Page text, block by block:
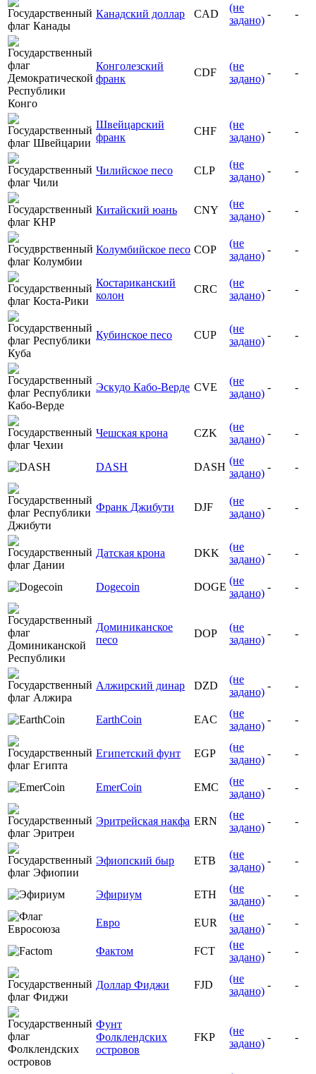
Канадский доллар CAD
(не
задано)
- -
Конголезский
франк
CDF
(не
задано)
- -
Швейцарский
франк
CHF
(не
задано)
- -
Чилийское песо CLP
(не
задано)
- -
Китайский юань CNY
(не
задано)
- -
Колумбийское песо COP
(не
задано)
- -
Костариканский
колон
CRC
(не
задано)
- -
Кубинское песо CUP
(не
задано)
- -
Эскудо Кабо-Верде CVE
(не
задано)
- -
Чешская крона CZK
(не
задано)
- -
DASH DASH
(не
задано)
- -
Франк Джибути DJF
(не
задано)
- -
Датская крона DKK
(не
задано)
- -
Dogecoin DOGE
(не
задано)
- -
Доминиканское
песо
DOP
(не
задано)
- -
Алжирский динар DZD
(не
задано)
- -
EarthCoin EAC
(не
задано)
- -
Египетский фунт EGP
(не
задано)
- -
EmerCoin EMC
(не
задано)
- -
Эритрейская накфа ERN
(не
задано)
- -
Эфиопский быр ETB
(не
задано)
- -
Эфириум ETH
(не
задано)
- -
Евро EUR
(не
задано)
- -
Фактом FCT
(не
задано)
- -
Доллар Фиджи FJD
(не
задано)
- -
Фунт
Фолклендских
островов
FKP
(не
задано)
- -